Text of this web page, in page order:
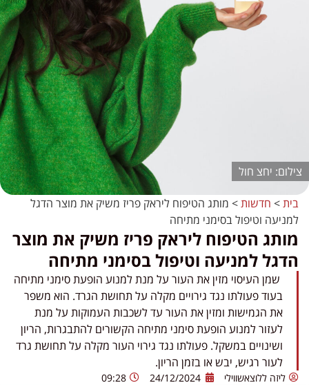
יחצ חול
בית> חדשות> מותג הטיפוח ליראק פריז משיק את מוצר הדגל
למניעה וטיפול בסימני מתיחה
מותג הטיפוח ליראק פריז משיק את מוצר
הדגל למניעה וטיפול בסימני מתיחה
שמן העיסוי מזין את העור על מנת למנוע הופעת סימני מתיחה
בעוד פעולתו נגד גירויים מקלה על תחושת הגרד. הוא משפר
את הגמישות ומזין את העור עד לשכבות העמוקות על מנת
לעזור למנוע הופעת סימני מתיחה הקשורים להתבגרות, הריון
ושינויים במשקל. פעולתו נגד גירוי העור מקלה על תחושת גרד
לעור רגיש, יבש או בזמן הריון.
ליזה ללוצאשווילי 24/12/2024
09:28